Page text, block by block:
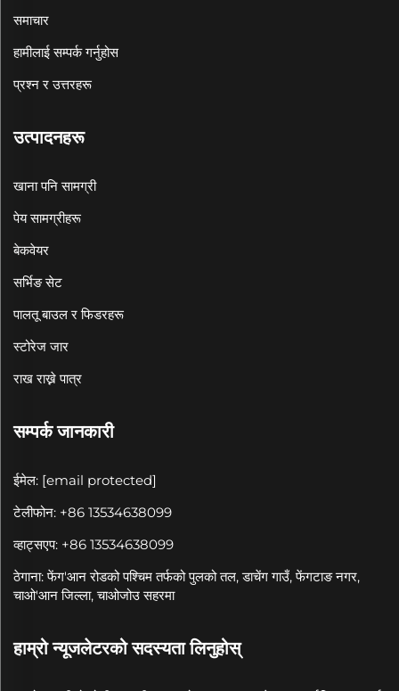
समाचार
हामीलाई सम्पर्क गर्नुहोस
प्रश्न र उत्तरहरू
उत्पादनहरू
खाना पनि सामग्री
पेय सामग्रीहरू
बेकवेयर
सर्भिङ सेट
पालतू बाउल र फिडरहरू
स्टोरेज जार
राख राख्ने पात्र
सम्पर्क जानकारी
ईमेल: [email protected]
टेलीफोन: +86 13534638099
व्हाट्सएप: +86 13534638099
ठेगाना: फेंग'आन रोडको पश्चिम तर्फको पुलको तल, डाचेंग गाउँ, फेंगटाङ नगर,
चाओ'आन जिल्ला, चाओजोउ सहरमा
हाम्रो न्यूजलेटरको सदस्यता लिनुहोस्